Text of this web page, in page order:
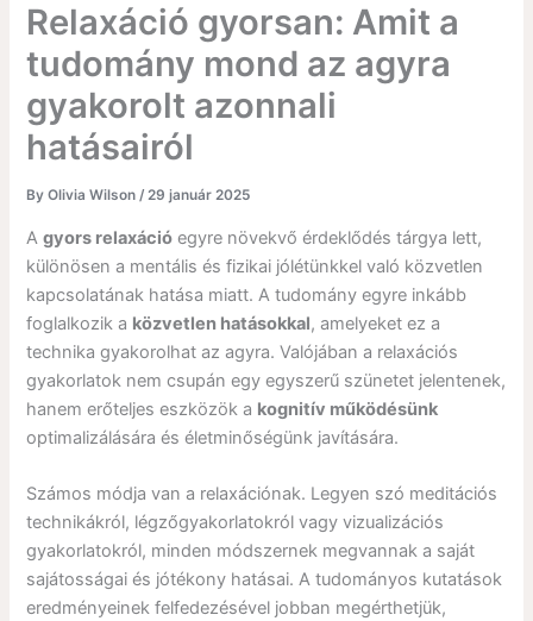
Relaxáció gyorsan: Amit a
tudomány mond az agyra
gyakorolt azonnali
hatásairól
ByOlivia Wilson/29 január 2025
Agyors relaxáció egyre növekvő érdeklődés tárgya lett,
különösen a mentális és fizikai jólétünkkel való közvetlen
kapcsolatának hatása miatt. A tudomány egyre inkább
foglalkozik a közvetlen hatásokkal, amelyeket ez a
technika gyakorolhat az agyra. Valójában a relaxációs
gyakorlatok nem csupán egy egyszerű szünetet jelentenek,
hanem erőteljes eszközök a kognitív működésünk
optimalizálására és életminőségünk javítására.
Számos módja van a relaxációnak. Legyen szó meditációs
technikákról, légzőgyakorlatokról vagy vizualizációs
gyakorlatokról, minden módszernek megvannak a saját
sajátosságai és jótékony hatásai. A tudományos kutatások
eredményeinek felfedezésével jobban megérthetjük,